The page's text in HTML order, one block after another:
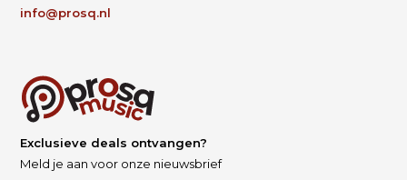
info@prosq.nl
Exclusieve deals ontvangen?
Meld je aan voor onze nieuwsbrief